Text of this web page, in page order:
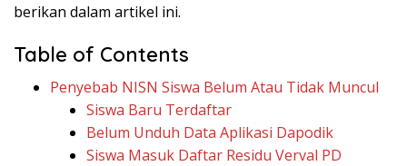
berikan dalam artikel ini.
Table of Contents
Penyebab NISN Siswa Belum Atau Tidak Muncul
Siswa Baru Terdaftar
Belum Unduh Data Aplikasi Dapodik
Siswa Masuk Daftar Residu Verval PD